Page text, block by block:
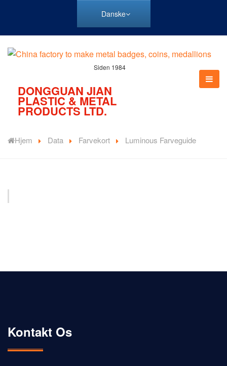
Danske
Siden 1984
DONGGUAN JIAN
PLASTIC & METAL
PRODUCTS LTD.
Hjem Data Farvekort Luminous Farveguide
Kontakt Os